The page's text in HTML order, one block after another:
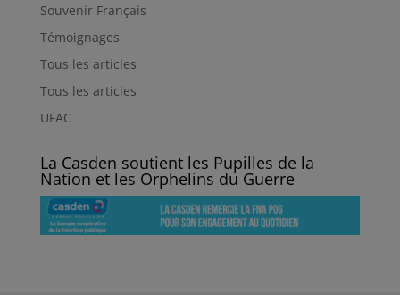
Souvenir Français
Témoignages
Tous les articles
Tous les articles
UFAC
La Casden soutient les Pupilles de la
Nation et les Orphelins du Guerre